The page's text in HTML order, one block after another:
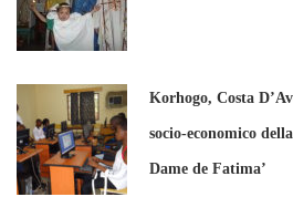
Korhogo, Costa
socio-economico
Dame de Fatima’